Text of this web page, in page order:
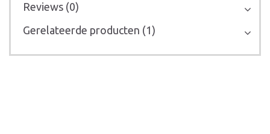
Reviews (0)
Gerelateerde producten (1)